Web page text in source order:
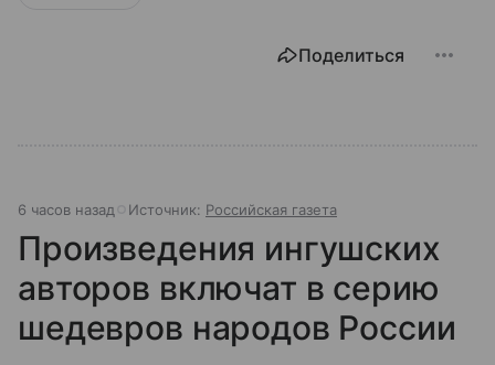
Поделиться
6 часов назад Источник: Российская газета
Произведения ингушских
авторов включат в серию
шедевров народов России